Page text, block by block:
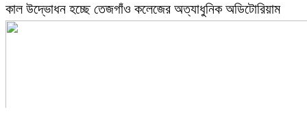
কাল উদ্ভোধন হচ্ছে তেজগাঁও কলেজের অত্যাধুনিক অডিটোরিয়াম